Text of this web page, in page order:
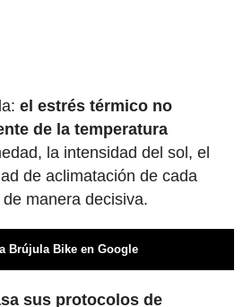
el estrés térmico no
de la temperatura
la intensidad del sol, el
de aclimatación de cada
manera decisiva.
Brújula Bike en Google
sus protocolos de